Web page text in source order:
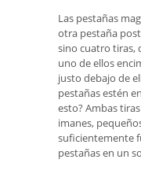
Las pestañas
otra pestaña
sino cuatro tiras,
uno de ellos
justo debajo de
pestañas estén
esto? Ambas
imanes,
suficientemente
pestañas en un